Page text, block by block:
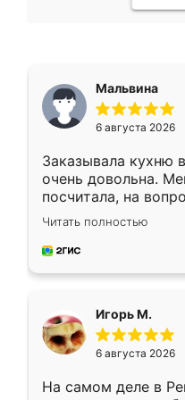
Мальвина
6 августа 2026
Заказывала кухню
очень довольна.
посчитала, на
Замерщик приехал
делу со всей
за день, ребята
Читать полностью
Игорь М.
6 августа 2026
На самом деле в